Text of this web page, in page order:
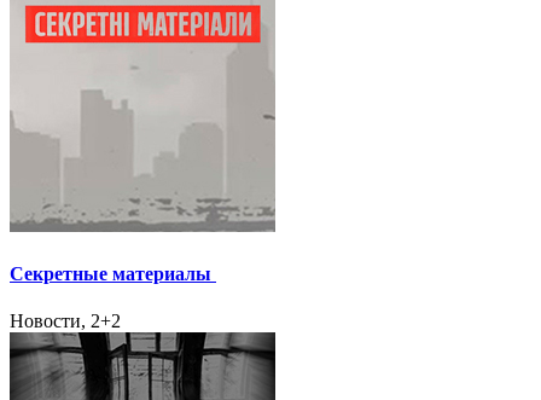
Секретные материалы
Новости, 2+2